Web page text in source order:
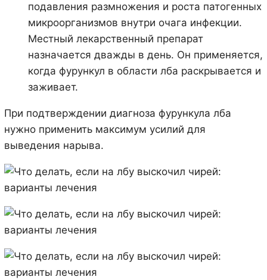
подавления размножения и роста патогенных
микроорганизмов внутри очага инфекции.
Местный лекарственный препарат
назначается дважды в день. Он применяется,
когда фурункул в области лба раскрывается и
заживает.
При подтверждении диагноза фурункула лба
нужно применить максимум усилий для
выведения нарыва.